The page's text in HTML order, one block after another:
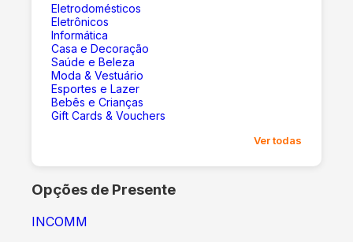
Eletrodomésticos
Eletrônicos
Informática
Casa e Decoração
Saúde e Beleza
Moda & Vestuário
Esportes e Lazer
Bebês e Crianças
Gift Cards & Vouchers
Ver todas
Opções de Presente
INCOMM